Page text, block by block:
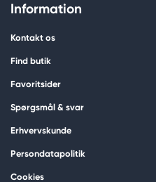
Information
Kontakt os
Find butik
Favoritsider
Spørgsmål & svar
Erhvervskunde
Persondatapolitik
Cookies